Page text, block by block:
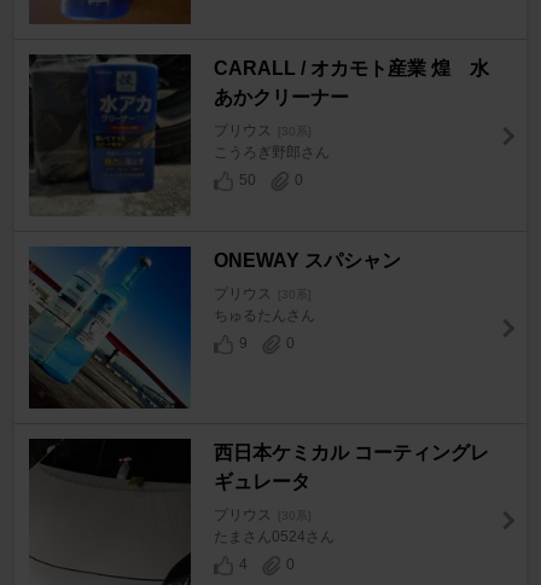
CARALL / オカモト産業 煌 水
あかクリーナー
プリウス [30系]
こうろぎ野郎さん
50
0
ONEWAY スパシャン
プリウス [30系]
ちゅるたんさん
9
0
西日本ケミカル コーティングレ
ギュレータ
プリウス [30系]
たまさん0524さん
4
0